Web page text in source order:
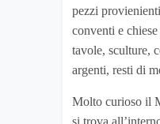
pezzi
conventi e
tavole, sculture,
argenti, resti di
Molto curioso il